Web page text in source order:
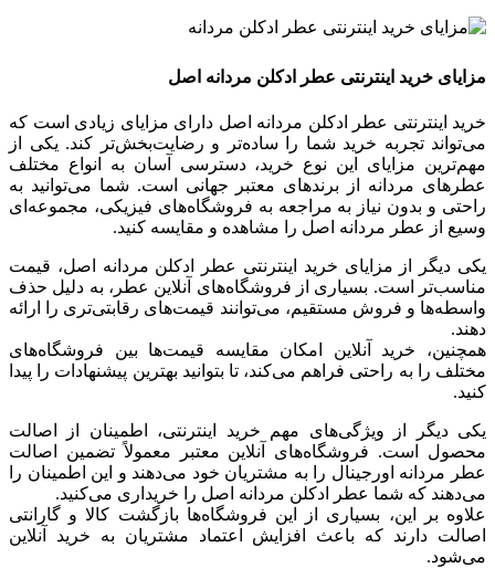
مزایای خرید اینترنتی عطر ادکلن مردانه اصل
خرید اینترنتی عطر ادکلن مردانه اصل دارای مزایای زیادی است که
می‌تواند تجربه خرید شما را ساده‌تر و رضایت‌بخش‌تر کند. یکی از
مهم‌ترین مزایای این نوع خرید، دسترسی آسان به انواع مختلف
عطرهای مردانه از برندهای معتبر جهانی است. شما می‌توانید به
راحتی و بدون نیاز به مراجعه به فروشگاه‌های فیزیکی، مجموعه‌ای
وسیع از عطر مردانه اصل را مشاهده و مقایسه کنید.
یکی دیگر از مزایای خرید اینترنتی عطر ادکلن مردانه اصل، قیمت
مناسب‌تر است. بسیاری از فروشگاه‌های آنلاین عطر، به دلیل حذف
واسطه‌ها و فروش مستقیم، می‌توانند قیمت‌های رقابتی‌تری را ارائه
دهند.
همچنین، خرید آنلاین امکان مقایسه قیمت‌ها بین فروشگاه‌های
مختلف را به راحتی فراهم می‌کند، تا بتوانید بهترین پیشنهادات را پیدا
کنید.
یکی دیگر از ویژگی‌های مهم خرید اینترنتی، اطمینان از اصالت
محصول است. فروشگاه‌های آنلاین معتبر معمولاً تضمین اصالت
عطر مردانه اورجینال را به مشتریان خود می‌دهند و این اطمینان را
می‌دهند که شما عطر ادکلن مردانه اصل را خریداری می‌کنید.
علاوه بر این، بسیاری از این فروشگاه‌ها بازگشت کالا و گارانتی
اصالت دارند که باعث افزایش اعتماد مشتریان به خرید آنلاین
می‌شود.